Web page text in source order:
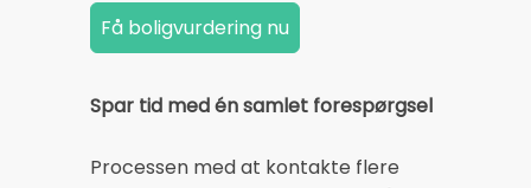
Spar tid med én samlet forespørgsel
Processen med at kontakte flere